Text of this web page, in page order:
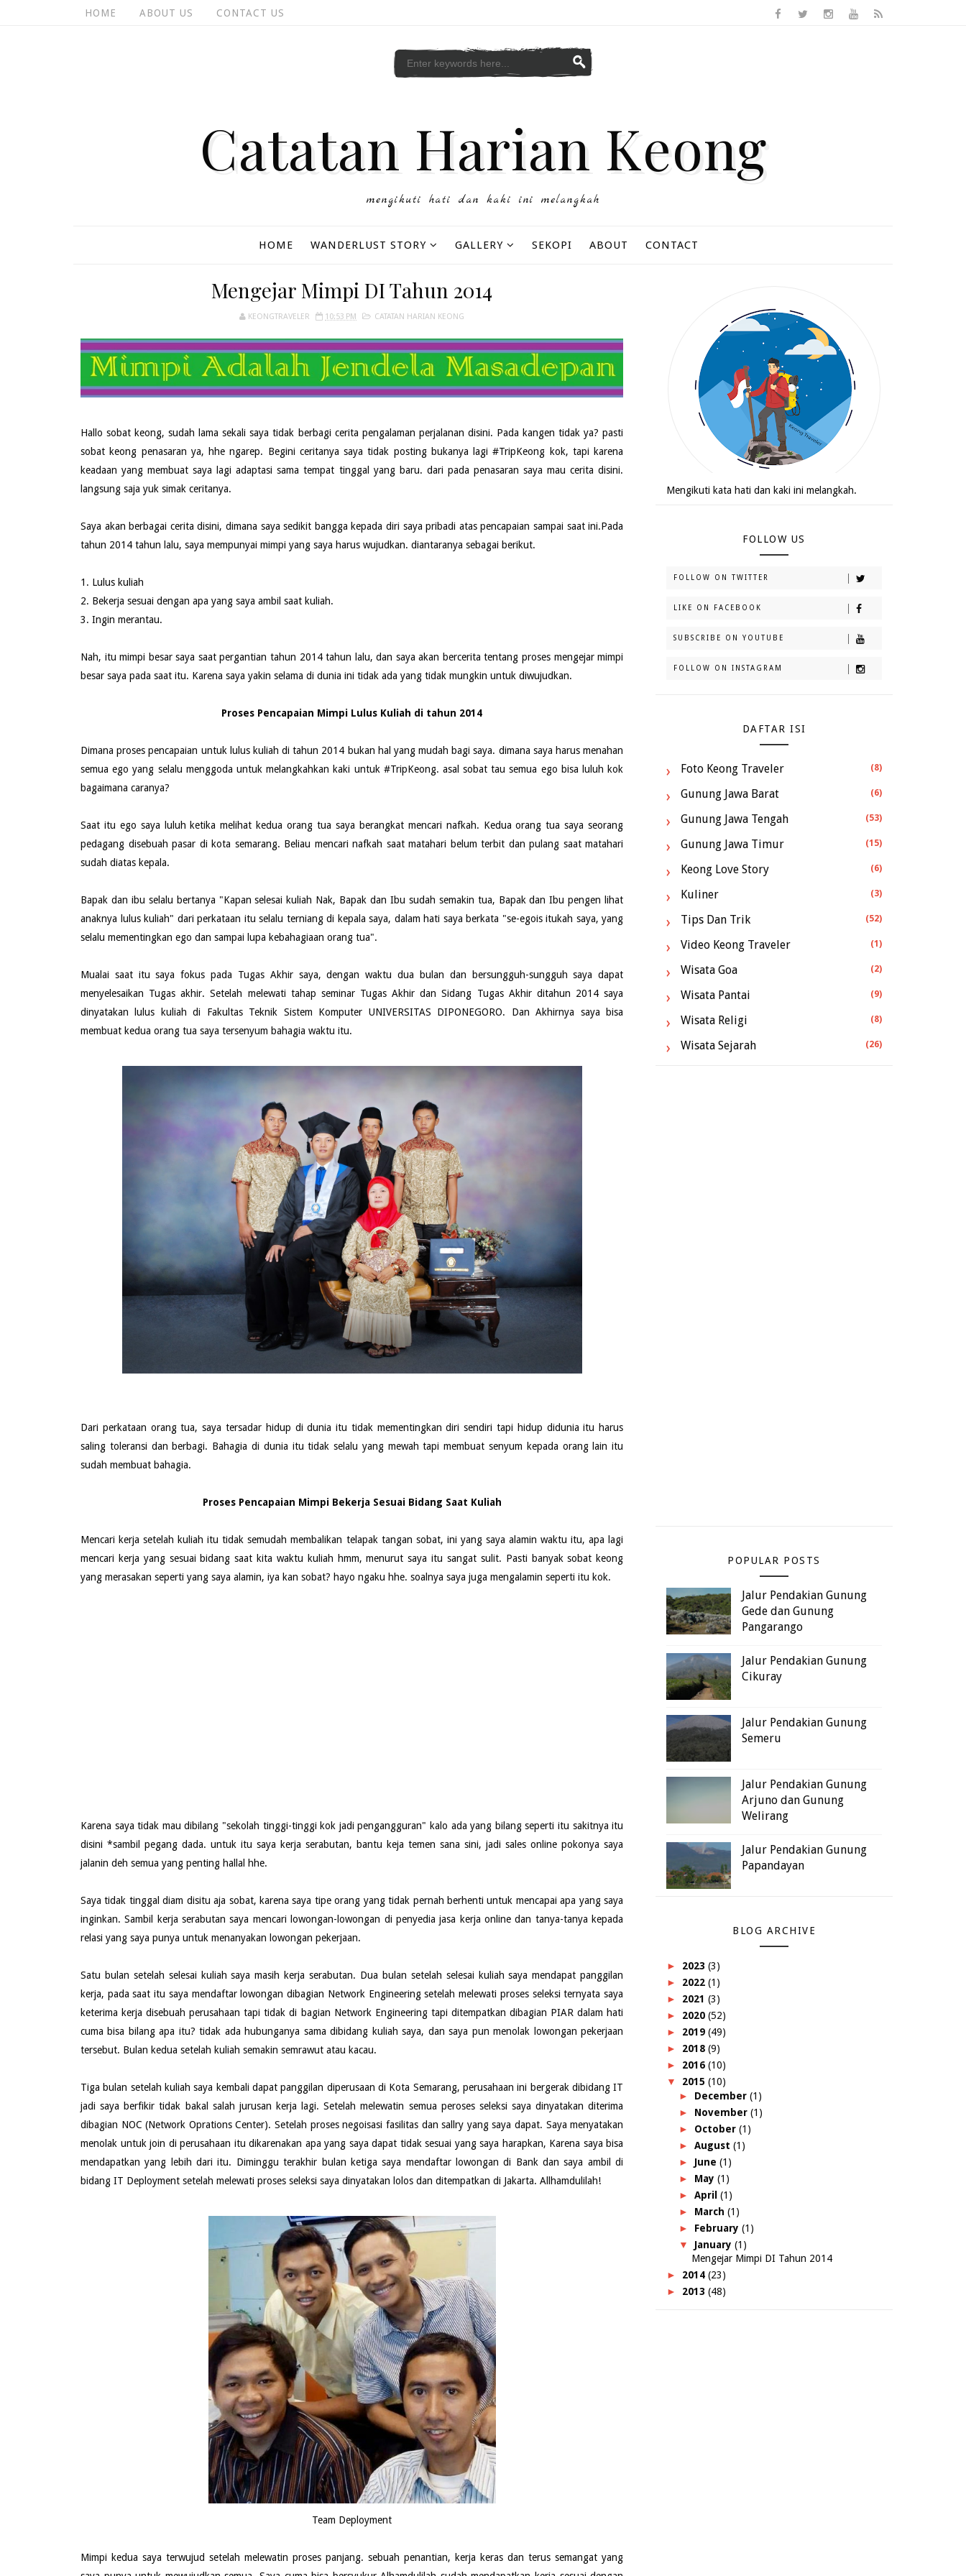
HOME ABOUT US CONTACT US
Catatan Harian Keong
mengikuti hati dan kaki ini melangkah
HOME WANDERLUST STORY GALLERY SEKOPI ABOUT CONTACT
Mengejar Mimpi DI Tahun 2014
KEONGTRAVELER 10:53 PM CATATAN HARIAN KEONG
Hallo sobat keong, sudah lama sekali saya tidak berbagi cerita pengalaman perjalanan disini. Pada kangen tidak ya? pasti
sobat keong penasaran ya, hhe ngarep. Begini ceritanya saya tidak posting bukanya lagi #TripKeong kok, tapi karena
keadaan yang membuat saya lagi adaptasi sama tempat tinggal yang baru. dari pada penasaran saya mau cerita disini.
langsung saja yuk simak ceritanya.
Saya akan berbagai cerita disini, dimana saya sedikit bangga kepada diri saya pribadi atas pencapaian sampai saat ini.Pada
tahun 2014 tahun lalu, saya mempunyai mimpi yang saya harus wujudkan. diantaranya sebagai berikut.
1. Lulus kuliah
2. Bekerja sesuai dengan apa yang saya ambil saat kuliah.
3. Ingin merantau.
Nah, itu mimpi besar saya saat pergantian tahun 2014 tahun lalu, dan saya akan bercerita tentang proses mengejar mimpi
besar saya pada saat itu. Karena saya yakin selama di dunia ini tidak ada yang tidak mungkin untuk diwujudkan.
Proses Pencapaian Mimpi Lulus Kuliah di tahun 2014
Dimana proses pencapaian untuk lulus kuliah di tahun 2014 bukan hal yang mudah bagi saya. dimana saya harus menahan
semua ego yang selalu menggoda untuk melangkahkan kaki untuk #TripKeong. asal sobat tau semua ego bisa luluh kok
bagaimana caranya?
Saat itu ego saya luluh ketika melihat kedua orang tua saya berangkat mencari nafkah. Kedua orang tua saya seorang
pedagang disebuah pasar di kota semarang. Beliau mencari nafkah saat matahari belum terbit dan pulang saat matahari
sudah diatas kepala.
Bapak dan ibu selalu bertanya "Kapan selesai kuliah Nak, Bapak dan Ibu sudah semakin tua, Bapak dan Ibu pengen lihat
anaknya lulus kuliah" dari perkataan itu selalu terniang di kepala saya, dalam hati saya berkata "se-egois itukah saya, yang
selalu mementingkan ego dan sampai lupa kebahagiaan orang tua".
Mualai saat itu saya fokus pada Tugas Akhir saya, dengan waktu dua bulan dan bersungguh-sungguh saya dapat
menyelesaikan Tugas akhir. Setelah melewati tahap seminar Tugas Akhir dan Sidang Tugas Akhir ditahun 2014 saya
dinyatakan lulus kuliah di Fakultas Teknik Sistem Komputer UNIVERSITAS DIPONEGORO. Dan Akhirnya saya bisa
membuat kedua orang tua saya tersenyum bahagia waktu itu.
Dari perkataan orang tua, saya tersadar hidup di dunia itu tidak mementingkan diri sendiri tapi hidup didunia itu harus
saling toleransi dan berbagi. Bahagia di dunia itu tidak selalu yang mewah tapi membuat senyum kepada orang lain itu
sudah membuat bahagia.
Proses Pencapaian Mimpi Bekerja Sesuai Bidang Saat Kuliah
Mencari kerja setelah kuliah itu tidak semudah membalikan telapak tangan sobat, ini yang saya alamin waktu itu, apa lagi
mencari kerja yang sesuai bidang saat kita waktu kuliah hmm, menurut saya itu sangat sulit. Pasti banyak sobat keong
yang merasakan seperti yang saya alamin, iya kan sobat? hayo ngaku hhe. soalnya saya juga mengalamin seperti itu kok.
Karena saya tidak mau dibilang "sekolah tinggi-tinggi kok jadi pengangguran" kalo ada yang bilang seperti itu sakitnya itu
disini *sambil pegang dada. untuk itu saya kerja serabutan, bantu keja temen sana sini, jadi sales online pokonya saya
jalanin deh semua yang penting hallal hhe.
Saya tidak tinggal diam disitu aja sobat, karena saya tipe orang yang tidak pernah berhenti untuk mencapai apa yang saya
inginkan. Sambil kerja serabutan saya mencari lowongan-lowongan di penyedia jasa kerja online dan tanya-tanya kepada
relasi yang saya punya untuk menanyakan lowongan pekerjaan.
Satu bulan setelah selesai kuliah saya masih kerja serabutan. Dua bulan setelah selesai kuliah saya mendapat panggilan
kerja, pada saat itu saya mendaftar lowongan dibagian Network Engineering setelah melewati proses seleksi ternyata saya
keterima kerja disebuah perusahaan tapi tidak di bagian Network Engineering tapi ditempatkan dibagian PIAR dalam hati
cuma bisa bilang apa itu? tidak ada hubunganya sama dibidang kuliah saya, dan saya pun menolak lowongan pekerjaan
tersebut. Bulan kedua setelah kuliah semakin semrawut atau kacau.
Tiga bulan setelah kuliah saya kembali dapat panggilan diperusaan di Kota Semarang, perusahaan ini bergerak dibidang IT
jadi saya berfikir tidak bakal salah jurusan kerja lagi. Setelah melewatin semua peroses seleksi saya dinyatakan diterima
dibagian NOC (Network Oprations Center). Setelah proses negoisasi fasilitas dan sallry yang saya dapat. Saya menyatakan
menolak untuk join di perusahaan itu dikarenakan apa yang saya dapat tidak sesuai yang saya harapkan, Karena saya bisa
mendapatkan yang lebih dari itu. Diminggu terakhir bulan ketiga saya mendaftar lowongan di Bank dan saya ambil di
bidang IT Deployment setelah melewati proses seleksi saya dinyatakan lolos dan ditempatkan di Jakarta. Allhamdulilah!
Team Deployment
Mimpi kedua saya terwujud setelah melewatin proses panjang. sebuah penantian, kerja keras dan terus semangat yang
Mengikuti kata hati dan kaki ini melangkah.
FOLLOW US
FOLLOW ON TWITTER
LIKE ON FACEBOOK
SUBSCRIBE ON YOUTUBE
FOLLOW ON INSTAGRAM
DAFTAR ISI
Foto Keong Traveler (8)
Gunung Jawa Barat (6)
Gunung Jawa Tengah (53)
Gunung Jawa Timur (15)
Keong Love Story (6)
Kuliner (3)
Tips Dan Trik (52)
Video Keong Traveler (1)
Wisata Goa (2)
Wisata Pantai (9)
Wisata Religi (8)
Wisata Sejarah (26)
POPULAR POSTS
Jalur Pendakian Gunung
Gede dan Gunung
Pangarango
Jalur Pendakian Gunung
Cikuray
Jalur Pendakian Gunung
Semeru
Jalur Pendakian Gunung
Arjuno dan Gunung
Welirang
Jalur Pendakian Gunung
Papandayan
BLOG ARCHIVE
► 2023 (3)
► 2022 (1)
► 2021 (3)
► 2020 (52)
► 2019 (49)
► 2018 (9)
► 2016 (10)
▼ 2015 (10)
► December (1)
► November (1)
► October (1)
► August (1)
► June (1)
► May (1)
► April (1)
► March (1)
► February (1)
▼ January (1)
Mengejar Mimpi DI Tahun 2014
► 2014 (23)
► 2013 (48)